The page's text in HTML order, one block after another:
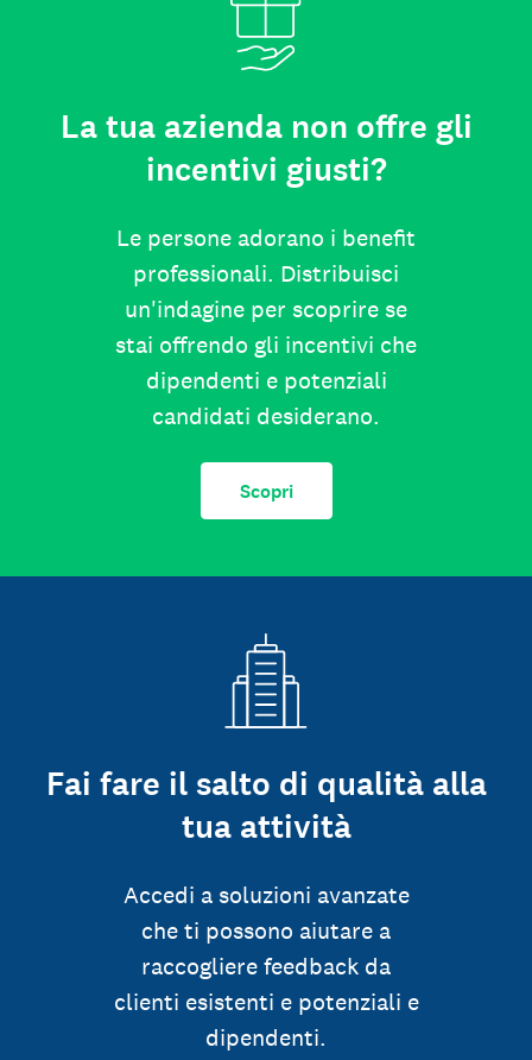
La tua azienda non offre gli
incentivi giusti?
Le persone adorano i benefit
professionali. Distribuisci
un'indagine per scoprire se
stai offrendo gli incentivi che
dipendenti e potenziali
candidati desiderano.
Scopri
Fai fare il salto di qualità alla
tua attività
Accedi a soluzioni avanzate
che ti possono aiutare a
raccogliere feedback da
clienti esistenti e potenziali e
dipendenti.